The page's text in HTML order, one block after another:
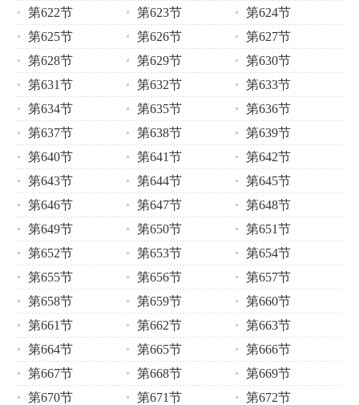
第622节 第623节
第624节
第625节
第626节
第627节
第628节
第629节
第630节
第631节
第632节
第633节
第634节
第635节
第636节
第637节
第638节
第639节
第640节
第641节
第642节
第643节
第644节
第645节
第646节
第647节
第648节
第649节
第650节
第651节
第652节
第653节
第654节
第655节
第656节
第657节
第658节
第659节
第660节
第661节
第662节
第663节
第664节
第665节
第666节
第667节
第668节
第669节
第670节
第671节
第672节